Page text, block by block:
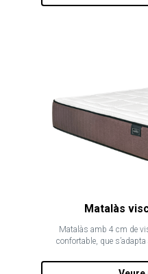
Matalàs
Matalàs amb 4 cm de
confortable, que